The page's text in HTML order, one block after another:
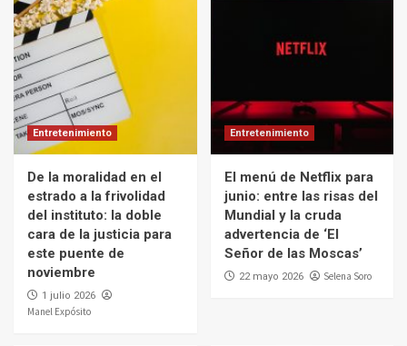
Entretenimiento
De la moralidad en el
estrado a la frivolidad
del instituto: la doble
cara de la justicia para
este puente de
noviembre
1 julio 2026
Manel Expósito
Entretenimiento
El menú de Netflix para
junio: entre las risas del
Mundial y la cruda
advertencia de ‘El
Señor de las Moscas’
22 mayo 2026 Selena Soro